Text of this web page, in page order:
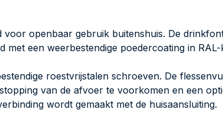
voor openbaar gebruik buitenshuis. De
een weerbestendige poedercoating in
roestvrijstalen schroeven. De
van de afvoer te voorkomen en een
wordt gemaakt met de huisaansluiting.